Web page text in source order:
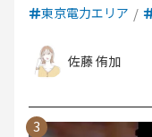
東京電力エリア
佐藤 侑加